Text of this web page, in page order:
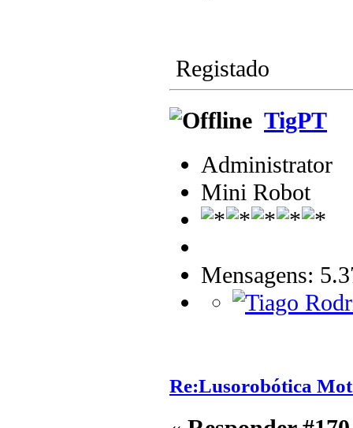
Registado
TigPT
Administrator
Mini Robot
Mensagens:
Re:Lusorobótica